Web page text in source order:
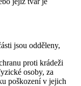
jsou odděleny,
proti krádeži
osoby, za
poškození v jejich